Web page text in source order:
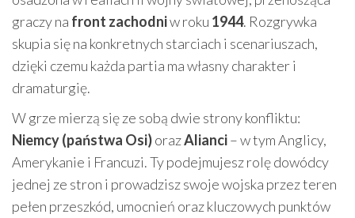
graczy na front zachodniw roku 1944. Rozgrywka
skupia się na konkretnych starciach i scenariuszach,
dzięki czemu każda partia ma własny charakter i
dramaturgię.
W grze mierzą się ze sobą dwie strony konfliktu:
Niemcy (państwa Osi)orazAlianci– w tym Anglicy,
Amerykanie i Francuzi. Ty podejmujesz rolę dowódcy
jednej ze stron i prowadzisz swoje wojska przez teren
pełen przeszkód, umocnień oraz kluczowych punktów